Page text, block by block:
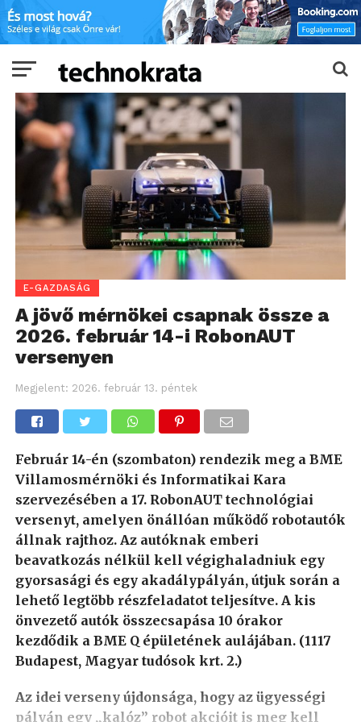
E-GAZDASÁG
A jövő mérnökei csapnak össze a
2026. február 14-i RobonAUT
versenyen
Megjelent: 2026. február 13. péntek
Február 14-én (szombaton) rendezik meg a BME
Villamosmérnöki és Informatikai Kara
szervezésében a 17. RobonAUT technológiai
versenyt, amelyen önállóan működő robotautók
állnak rajthoz. Az autóknak emberi
beavatkozás nélkül kell végighaladniuk egy
gyorsasági és egy akadálypályán, útjuk során a
lehető legtöbb részfeladatot teljesítve. A kis
önvezető autók összecsapása 10 órakor
kezdődik a BME Q épületének aulájában. (1117
Budapest, Magyar tudósok krt. 2.)
Az idei verseny újdonsága, hogy az ügyességi
pályán egy „kalóz” robot akcióit is meg kell